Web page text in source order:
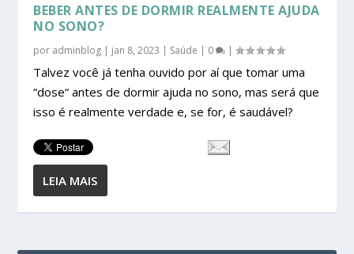
BEBER ANTES DE DORMIR REALMENTE AJUDA
NO SONO?
por adminblog | jan 8, 2023 | Saúde | 0 |
Talvez você já tenha ouvido por aí que tomar uma
“dose“ antes de dormir ajuda no sono, mas será que
isso é realmente verdade e, se for, é saudável?
LEIA MAIS